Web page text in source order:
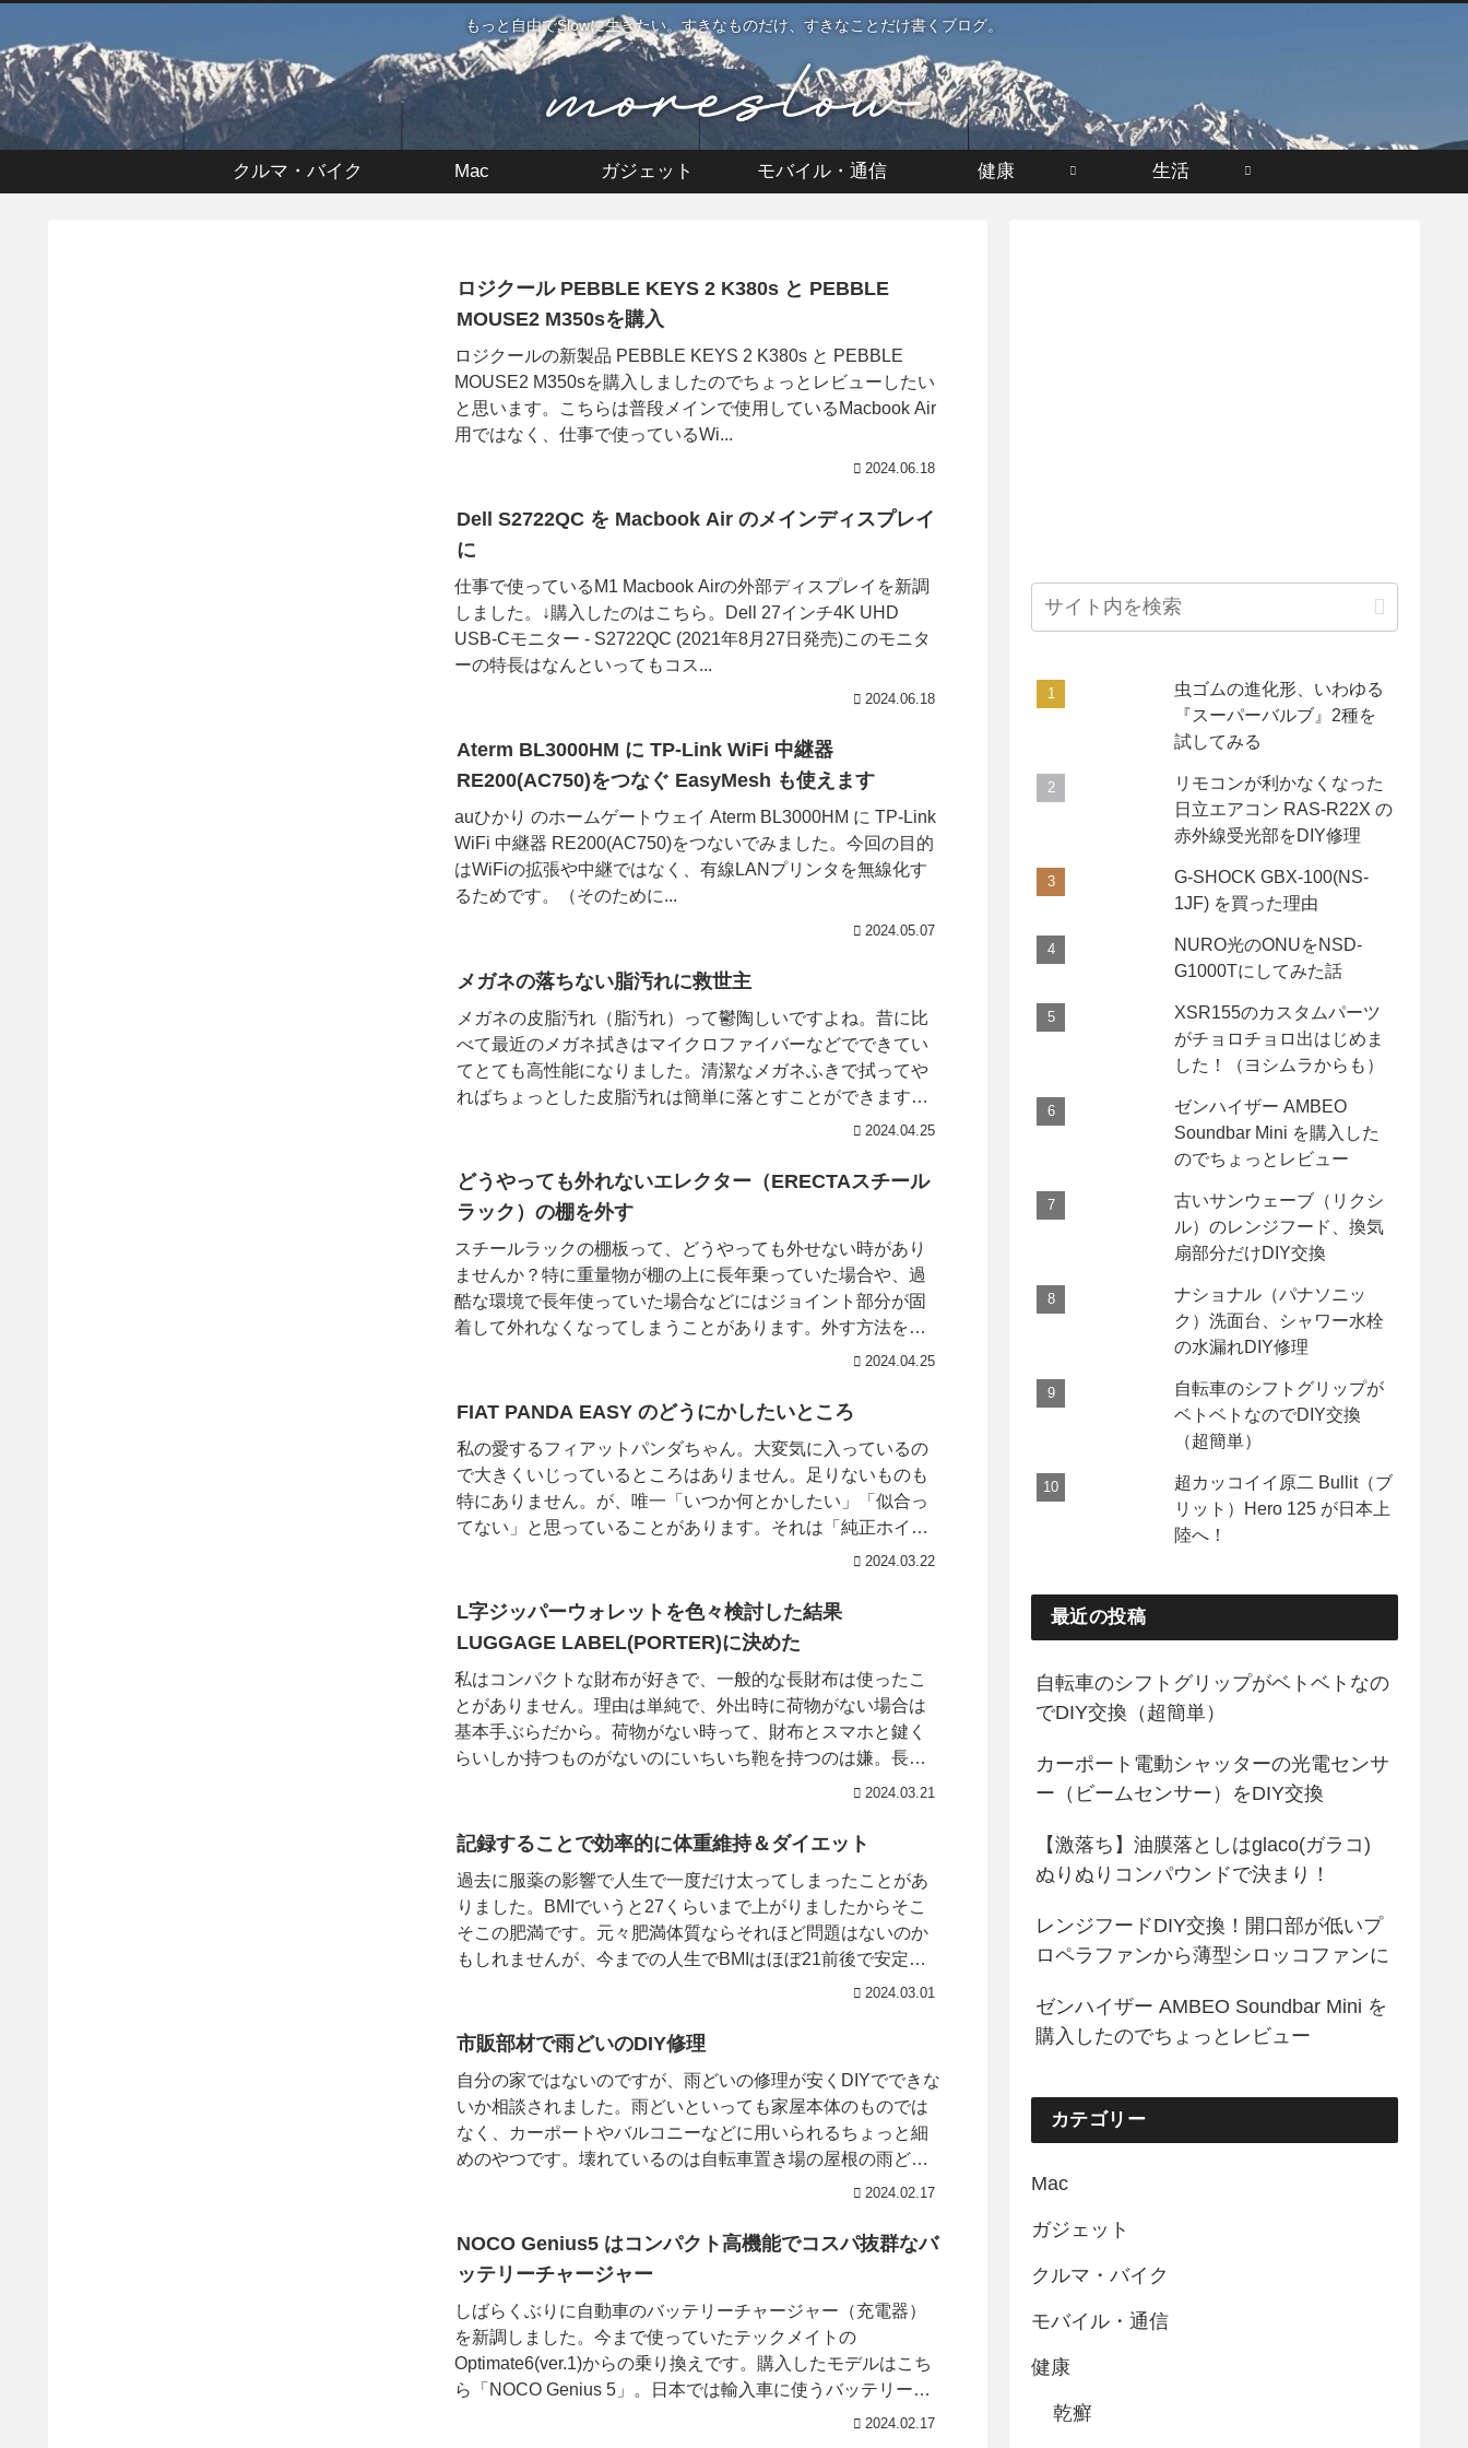
もっと自由でSlowに生きたい。すきなものだけ、すきなことだけ書くブログ。
クルマ・バイク Mac ガジェット モバイル・通信 健康 生活
ロジクール PEBBLE KEYS 2 K380s と PEBBLE
MOUSE2 M350sを購入
ロジクールの新製品 PEBBLE KEYS 2 K380s と PEBBLE
MOUSE2 M350sを購入しましたのでちょっとレビューしたい
と思います。こちらは普段メインで使用しているMacbook Air
用ではなく、仕事で使っているWi...
2024.06.18
Dell S2722QC を Macbook Air のメインディスプレイ
に
仕事で使っているM1 Macbook Airの外部ディスプレイを新調
しました。↓購入したのはこちら。Dell 27インチ4K UHD
USB-Cモニター - S2722QC (2021年8月27日発売)このモニタ
ーの特長はなんといってもコス...
2024.06.18
Aterm BL3000HM に TP-Link WiFi 中継器
RE200(AC750)をつなぐ EasyMesh も使えます
auひかり のホームゲートウェイ Aterm BL3000HM に TP-Link
WiFi 中継器 RE200(AC750)をつないでみました。今回の目的
はWiFiの拡張や中継ではなく、有線LANプリンタを無線化す
るためです。（そのために...
2024.05.07
メガネの落ちない脂汚れに救世主
メガネの皮脂汚れ（脂汚れ）って鬱陶しいですよね。昔に比
べて最近のメガネ拭きはマイクロファイバーなどでできてい
てとても高性能になりました。清潔なメガネふきで拭ってや
ればちょっとした皮脂汚れは簡単に落とすことができます。
2024.04.25
どうやっても外れないエレクター（ERECTAスチール
ラック）の棚を外す
スチールラックの棚板って、どうやっても外せない時があり
ませんか？特に重量物が棚の上に長年乗っていた場合や、過
酷な環境で長年使っていた場合などにはジョイント部分が固
着して外れなくなってしまうことがあります。外す方法をグ
2024.04.25
FIAT PANDA EASY のどうにかしたいところ
私の愛するフィアットパンダちゃん。大変気に入っているの
で大きくいじっているところはありません。足りないものも
特にありません。が、唯一「いつか何とかしたい」「似合っ
てない」と思っていることがあります。それは「純正ホイー
2024.03.22
L字ジッパーウォレットを色々検討した結果
LUGGAGE LABEL(PORTER)に決めた
私はコンパクトな財布が好きで、一般的な長財布は使ったこ
とがありません。理由は単純で、外出時に荷物がない場合は
基本手ぶらだから。荷物がない時って、財布とスマホと鍵く
らいしか持つものがないのにいちいち鞄を持つのは嫌。長財
2024.03.21
記録することで効率的に体重維持＆ダイエット
過去に服薬の影響で人生で一度だけ太ってしまったことがあ
りました。BMIでいうと27くらいまで上がりましたからそこ
そこの肥満です。元々肥満体質ならそれほど問題はないのか
もしれませんが、今までの人生でBMIはほぼ21前後で安定し
2024.03.01
市販部材で雨どいのDIY修理
自分の家ではないのですが、雨どいの修理が安くDIYでできな
いか相談されました。雨どいといっても家屋本体のものでは
なく、カーポートやバルコニーなどに用いられるちょっと細
めのやつです。壊れているのは自転車置き場の屋根の雨どい
2024.02.17
NOCO Genius5 はコンパクト高機能でコスパ抜群なバ
ッテリーチャージャー
しばらくぶりに自動車のバッテリーチャージャー（充電器）
を新調しました。今まで使っていたテックメイトの
Optimate6(ver.1)からの乗り換えです。購入したモデルはこち
ら「NOCO Genius 5」。日本では輸入車に使うバッテリーチ
2024.02.17
虫ゴムの進化形、いわゆる
『スーパーバルブ』2種を
試してみる
リモコンが利かなくなった
日立エアコン RAS-R22X の
赤外線受光部をDIY修理
G-SHOCK GBX-100(NS-
1JF) を買った理由
NURO光のONUをNSD-
G1000Tにしてみた話
XSR155のカスタムパーツ
がチョロチョロ出はじめま
した！（ヨシムラからも）
ゼンハイザー AMBEO
Soundbar Mini を購入した
のでちょっとレビュー
古いサンウェーブ（リクシ
ル）のレンジフード、換気
扇部分だけDIY交換
ナショナル（パナソニッ
ク）洗面台、シャワー水栓
の水漏れDIY修理
自転車のシフトグリップが
ベトベトなのでDIY交換
（超簡単）
超カッコイイ原二 Bullit（ブ
リット）Hero 125 が日本上
陸へ！
最近の投稿
自転車のシフトグリップがベトベトなの
でDIY交換（超簡単）
カーポート電動シャッターの光電センサ
ー（ビームセンサー）をDIY交換
【激落ち】油膜落としはglaco(ガラコ)
ぬりぬりコンパウンドで決まり！
レンジフードDIY交換！開口部が低いプ
ロペラファンから薄型シロッコファンに
ゼンハイザー AMBEO Soundbar Mini を
購入したのでちょっとレビュー
カテゴリー
Mac
ガジェット
クルマ・バイク
モバイル・通信
健康
乾癬